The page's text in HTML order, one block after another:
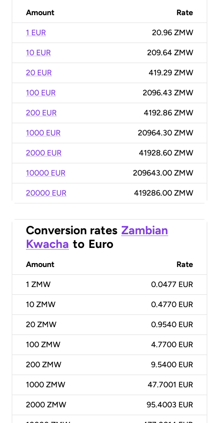
Amount Rate
1 EUR 20.96 ZMW
10 EUR 209.64 ZMW
20 EUR 419.29 ZMW
100 EUR 2096.43 ZMW
200 EUR 4192.86 ZMW
1000 EUR 20964.30 ZMW
2000 EUR 41928.60 ZMW
10000 EUR 209643.00 ZMW
20000 EUR 419286.00 ZMW
Conversion rates Zambian
Kwacha to Euro
Amount Rate
1 ZMW 0.0477 EUR
10 ZMW 0.4770 EUR
20 ZMW 0.9540 EUR
100 ZMW 4.7700 EUR
200 ZMW 9.5400 EUR
1000 ZMW 47.7001 EUR
2000 ZMW 95.4003 EUR